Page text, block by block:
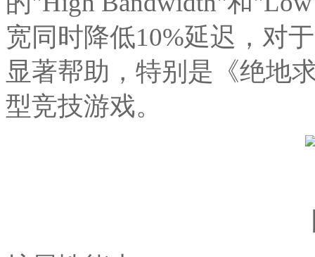
宽同时降低10%延迟，对
显著帮助，特别是《绝地
型竞技游戏。